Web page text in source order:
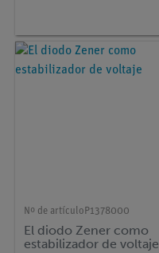
Nº de artículo P1378000
El diodo Zener como
estabilizador de voltaje